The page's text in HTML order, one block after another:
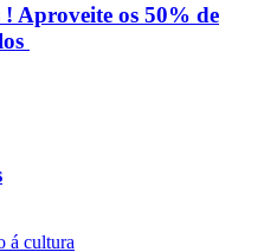
Aproveite os 50% de